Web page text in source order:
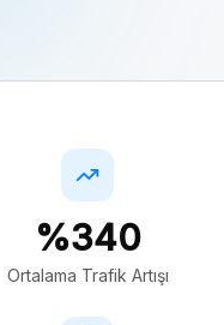
%340
Ortalama Trafik Artışı